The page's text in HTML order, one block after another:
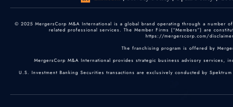
© 2025 MergersCorp M&A International is a global brand operating through a number
related professional services. The Member Firms (“Members”) are
https://mergerscorp.com/
The franchising program is offered by
MergersCorp M&A International provides strategic business advisory services,
U.S. Investment Banking Securities transactions are exclusively conducted by